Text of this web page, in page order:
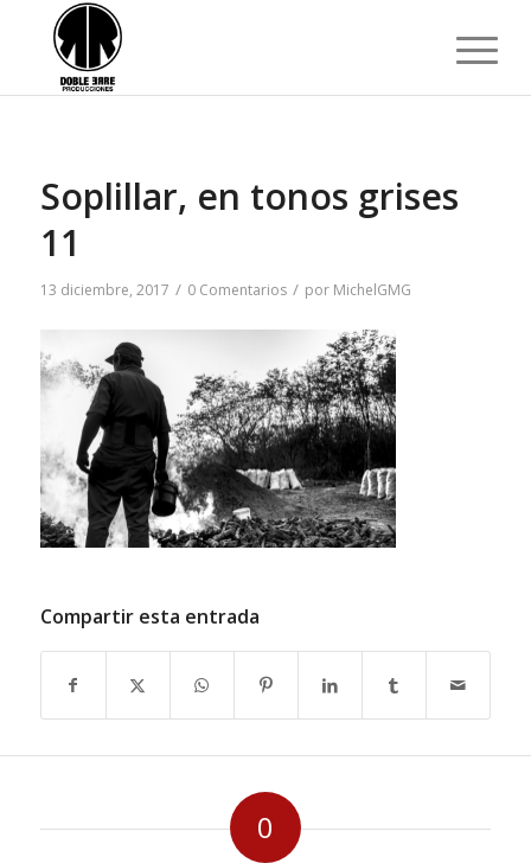
Soplillar, en tonos grises
11
13 diciembre, 2017 / 0 Comentarios / por MichelGMG
Compartir esta entrada
0